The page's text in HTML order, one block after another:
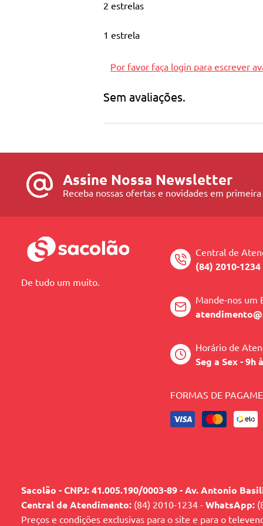
2 estrelas
1 estrela
Por favor faça login para escrever
Sem avaliações.
Assine Nossa Newsletter
Receba nossas ofertas e novidades em
De tudo um muito.
Central de
(84) 2010-1234
Mande-nos um
Horário de
Seg a Sex - 9h
FORMAS DE
Sacolão - CNPJ: 41.005.190/0003-89 - Av. Antonio
Central de Atendimento: (84) 2010-1234 - WhatsApp:
Preços e condições exclusivas para o site e para o